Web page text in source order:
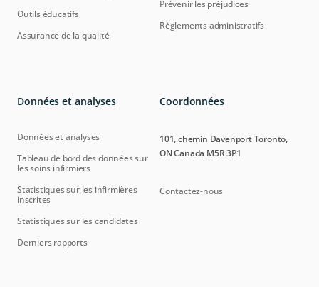
Outils éducatifs
Assurance de la qualité
Prévenir les préjudices
Règlements administratifs
Données et analyses
Données et analyses
Tableau de bord des données sur
les soins infirmiers
Statistiques sur les infirmières
inscrites
Statistiques sur les candidates
Derniers rapports
Coordonnées
101, chemin Davenport Toronto,
ON Canada M5R 3P1
Contactez-nous